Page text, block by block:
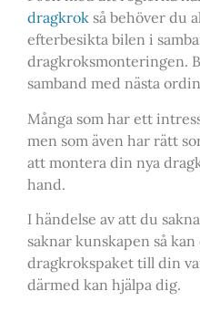
dragkrok så behöver du
efterbesikta bilen i
dragkroksmonteringen.
samband med nästa
Många som har ett
men som även har rätt
att montera din nya
hand.
I händelse av att du
saknar kunskapen så
dragkrokspaket till din
därmed kan hjälpa dig.